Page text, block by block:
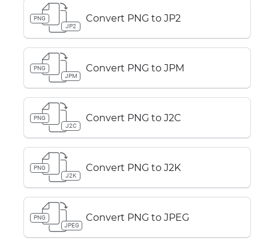
PNG
JP2
Convert PNG to JP2
PNG
JPM
Convert PNG to JPM
PNG
J2C
Convert PNG to J2C
PNG
J2K
Convert PNG to J2K
PNG
JPEG
Convert PNG to JPEG